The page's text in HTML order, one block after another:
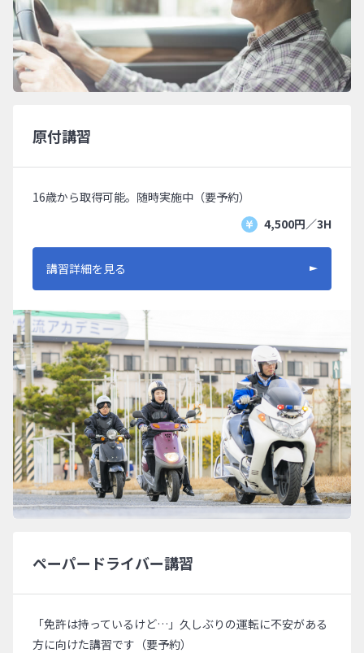
原付講習
16歳から取得可能。随時実施中（要予約）
4,500円／3H
講習詳細を見る
ペーパードライバー講習
「免許は持っているけど…」久しぶりの運転に不安がある
方に向けた講習です（要予約）